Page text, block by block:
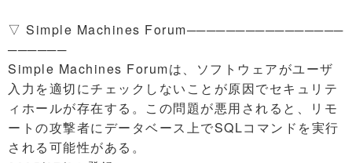
▽ Simple Machines Forum────────────────
──────
Simple Machines Forumは、ソフトウェアがユーザ
入力を適切にチェックしないことが原因でセキュリテ
ィホールが存在する。この問題が悪用されると、リモ
ートの攻撃者にデータベース上でSQLコマンドを実行
される可能性がある。